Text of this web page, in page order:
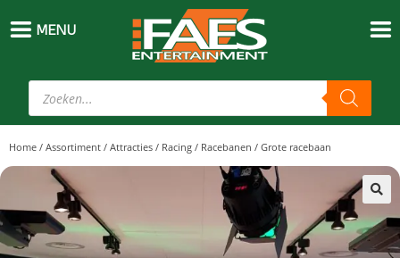
Home / Assortiment / Attracties / Racing / Racebanen / Grote racebaan
🔍
MENU